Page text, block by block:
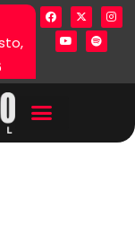
de las y los
excel expone